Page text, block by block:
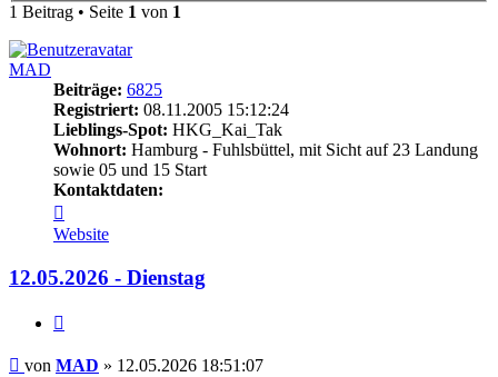
1 Beitrag • Seite 1 von 1
MAD
Beiträge: 6825
Registriert: 08.11.2005 15:12:24
Lieblings-Spot: HKG_Kai_Tak
Wohnort: Hamburg - Fuhlsbüttel, mit Sicht auf 23 Landung
sowie 05 und 15 Start
Kontaktdaten:
von
MAD
Website
12.05.2026 - Dienstag
Beitrag
von MAD » 12.05.2026 18:51:07